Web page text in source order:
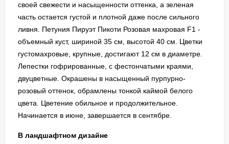
своей свежести и насыщенности оттенка, а зеленая
часть остается густой и плотной даже после сильного
ливня. Петуния Пируэт Пикоти Розовая махровая F1 -
объемный куст, шириной 35 см, высотой 40 см. Цветки
густомахровые, крупные, достигают 12 см в диаметре.
Лепестки гофрированные, с фестончатыми краями,
двуцветные. Окрашены в насыщенный пурпурно-
розовый оттенок, обрамлены тонкой каймой белого
цвета. Цветение обильное и продолжительное.
Начинается в июне, завершается в сентябре.
В ландшафтном дизайне